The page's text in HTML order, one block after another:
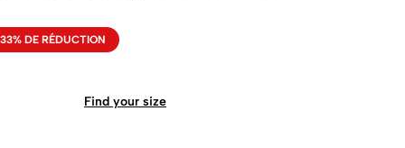
33% DE RÉDUCTION
Find your size